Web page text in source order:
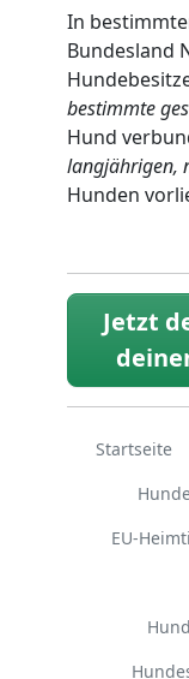
In
Bundesland
bestimmte
Hund
langjährigen,
Hunden
Jetzt
Startseite
EU-